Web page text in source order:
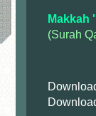
Makkah
(Surah